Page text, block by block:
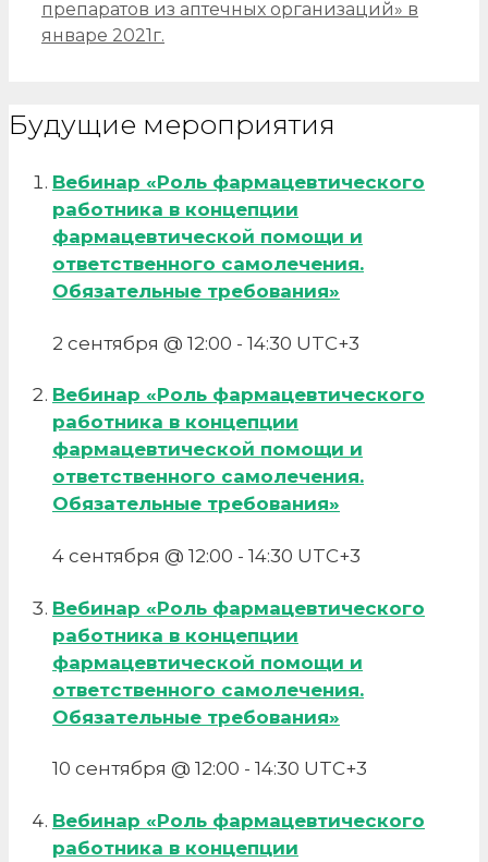
препаратов из аптечных организаций» в
январе 2021г.
Будущие мероприятия
Вебинар «Роль фармацевтического
работника в концепции
фармацевтической помощи и
ответственного самолечения.
Обязательные требования»
2 сентября @ 12:00 - 14:30 UTC+3
Вебинар «Роль фармацевтического
работника в концепции
фармацевтической помощи и
ответственного самолечения.
Обязательные требования»
4 сентября @ 12:00 - 14:30 UTC+3
Вебинар «Роль фармацевтического
работника в концепции
фармацевтической помощи и
ответственного самолечения.
Обязательные требования»
10 сентября @ 12:00 - 14:30 UTC+3
Вебинар «Роль фармацевтического
работника в концепции